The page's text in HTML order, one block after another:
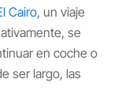
Cairo, un viaje
se
en coche o
ser largo, las